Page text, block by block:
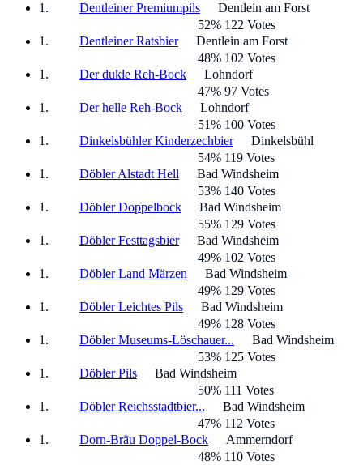
Dentleiner Premiumpils
Dentlein am Forst
52% 122 Votes
Dentleiner Ratsbier
Dentlein am Forst
48% 102 Votes
Der dukle Reh-Bock
Lohndorf
47% 97 Votes
Der helle Reh-Bock
Lohndorf
51% 100 Votes
Dinkelsbühler Kinderzechbier
Dinkelsbühl
54% 119 Votes
Döbler Alstadt Hell
Bad Windsheim
53% 140 Votes
Döbler Doppelbock
Bad Windsheim
55% 129 Votes
Döbler Festtagsbier
Bad Windsheim
49% 102 Votes
Döbler Land Märzen
Bad Windsheim
49% 129 Votes
Döbler Leichtes Pils
Bad Windsheim
49% 128 Votes
Döbler Museums-Löschauer...
Bad Windsheim
53% 125 Votes
Döbler Pils
Bad Windsheim
50% 111 Votes
Döbler Reichsstadtbier...
Bad Windsheim
47% 112 Votes
Dorn-Bräu Doppel-Bock
Ammerndorf
48% 110 Votes